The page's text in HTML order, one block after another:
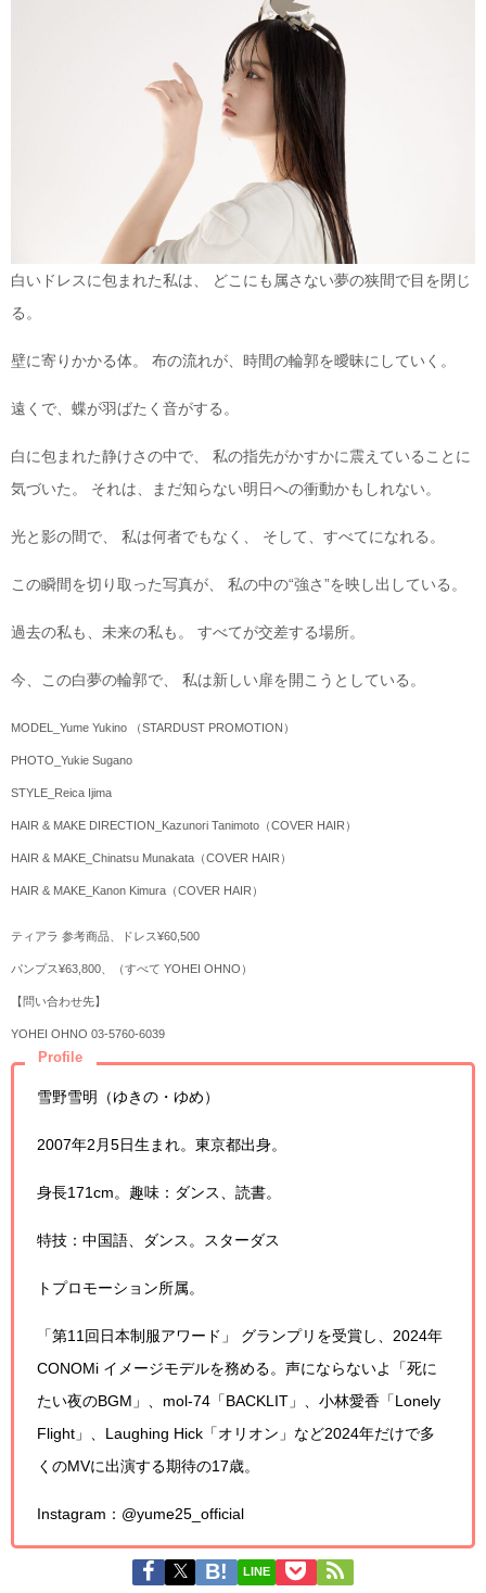
白いドレスに包まれた私は、 どこにも属さない夢の狭間で目を閉じ
る。
壁に寄りかかる体。 布の流れが、時間の輪郭を曖昧にしていく。
遠くで、蝶が羽ばたく音がする。
白に包まれた静けさの中で、 私の指先がかすかに震えていることに
気づいた。 それは、まだ知らない明日への衝動かもしれない。
光と影の間で、 私は何者でもなく、 そして、すべてになれる。
この瞬間を切り取った写真が、 私の中の“強さ”を映し出している。
過去の私も、未来の私も。 すべてが交差する場所。
今、この白夢の輪郭で、 私は新しい扉を開こうとしている。
MODEL_Yume Yukino （STARDUST PROMOTION）
PHOTO_Yukie Sugano
STYLE_Reica Ijima
HAIR & MAKE DIRECTION_Kazunori Tanimoto（COVER HAIR）
HAIR & MAKE_Chinatsu Munakata（COVER HAIR）
HAIR & MAKE_Kanon Kimura（COVER HAIR）
ティアラ 参考商品、ドレス¥60,500
パンプス¥63,800、（すべて YOHEI OHNO）
【問い合わせ先】
YOHEI OHNO 03-5760-6039
Profile
雪野雪明（ゆきの・ゆめ）
2007年2月5日生まれ。東京都出身。
身長171cm。趣味：ダンス、読書。
特技：中国語、ダンス。スターダス
トプロモーション所属。
「第11回日本制服アワード」 グランプリを受賞し、2024年
CONOMi イメージモデルを務める。声にならないよ「死に
たい夜のBGM」、mol-74「BACKLIT」、小林愛香「Lonely
Flight」、Laughing Hick「オリオン」など2024年だけで多
くのMVに出演する期待の17歳。
Instagram：@yume25_official
LINE